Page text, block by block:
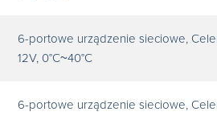
6-portowe urządzenie sieciowe,
12V, 0°C~40°C
6-portowe urządzenie sieciowe,